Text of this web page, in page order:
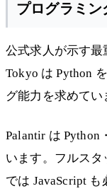
プログラミン
公式求人が示す
Tokyo は Python
グ能力を求めてい
Palantir は Python
います。フルスタ
では JavaScript も